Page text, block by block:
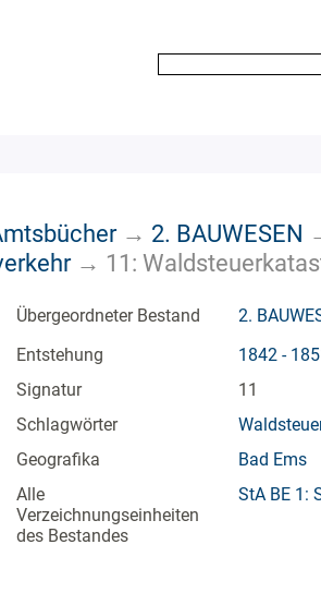
→ 2. BAUWESEN
→ 11:
Übergeordneter Bestand
2.
Entstehung
1842 -
Signatur
11
Schlagwörter
Geografika
Bad Ems
Alle
Verzeichnungseinheiten
des Bestandes
StA BE 1: